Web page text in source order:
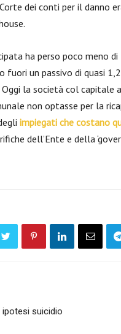
dei conti per il danno
ha perso poco meno di
fuori un passivo di quasi
Oggi la società col capitale
non optasse per la
impiegati che costano
dell’Ente e della
ipotesi suicidio